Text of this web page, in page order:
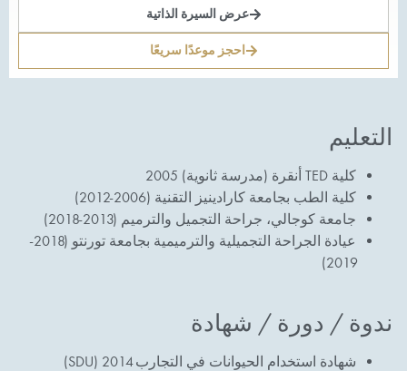
عرض السيرة الذاتية
احجز موعدًا سريعًا
التعليم
كلية TED أنقرة (مدرسة ثانوية) 2005
كلية الطب بجامعة كارادينيز التقنية (2006-2012)
جامعة كوجالي، جراحة التجميل والترميم (2013-2018)
عيادة الجراحة التجميلية والترميمية بجامعة تورنتو (2018-
2019)
ندوة / دورة / شهادة
شهادة استخدام الحيوانات في التجارب 2014 (SDU)